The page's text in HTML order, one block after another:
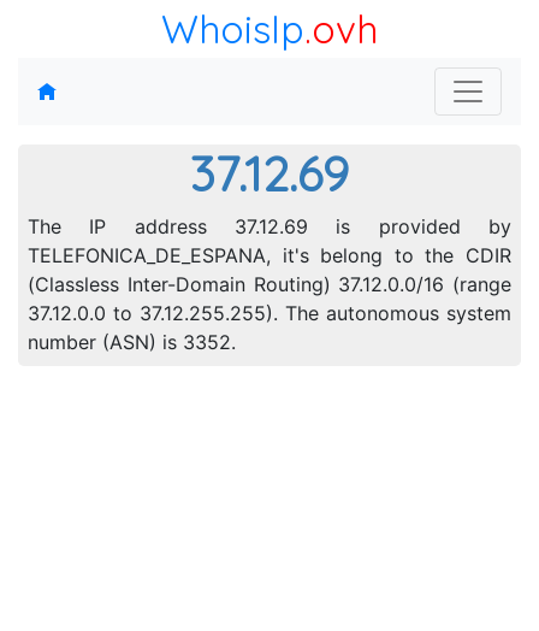
WhoisIp.ovh
37.12.69
The IP address 37.12.69 is provided by
TELEFONICA_DE_ESPANA, it's belong to the CDIR
(Classless Inter-Domain Routing) 37.12.0.0/16 (range
37.12.0.0 to 37.12.255.255). The autonomous system
number (ASN) is 3352.